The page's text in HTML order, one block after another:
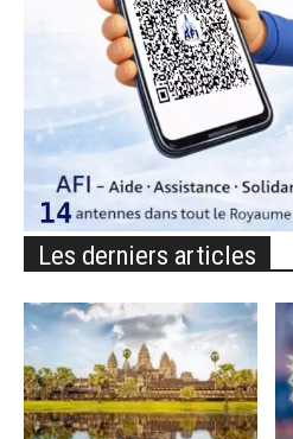
Les derniers articles